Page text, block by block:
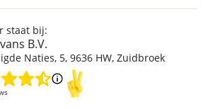
Home-Car
WY91LF
2000
Caravan
staat bij:
B.V.
Naties, 5, 9636 HW, Zuidbroek